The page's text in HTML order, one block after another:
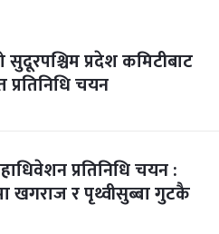
प्रदेश कमिटीबाट
प्रतिनिधि चयन
प्रतिनिधि चयन :
खगराज र पृथ्वीसुब्बा गुटकै